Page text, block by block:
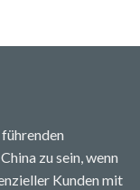
zu sein, wenn
Kunden mit